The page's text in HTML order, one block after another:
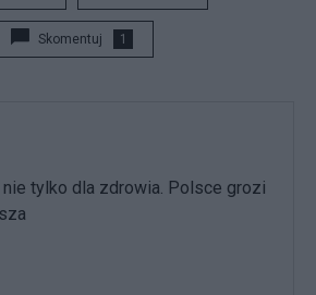
Skomentuj 1
nie tylko dla zdrowia. Polsce grozi